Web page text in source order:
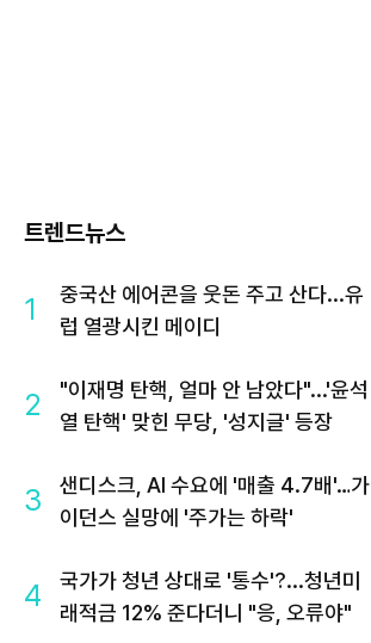
트렌드뉴스
1
중국산 에어콘을 웃돈 주고 산다...유
럽 열광시킨 메이디
2
"이재명 탄핵, 얼마 안 남았다"...'윤석
열 탄핵' 맞힌 무당, '성지글' 등장
3
샌디스크, AI 수요에 '매출 4.7배'…가
이던스 실망에 '주가는 하락'
4
국가가 청년 상대로 '통수'?...청년미
래적금 12% 준다더니 "응, 오류야"